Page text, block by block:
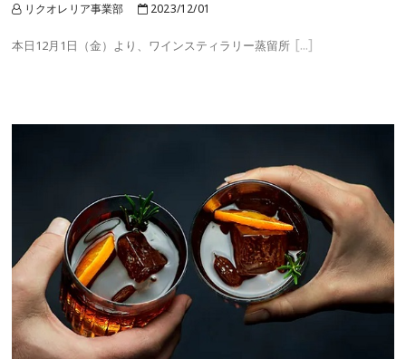
リクオレリア事業部 2023/12/01
本日12月1日（金）より、ワインスティラリー蒸留所